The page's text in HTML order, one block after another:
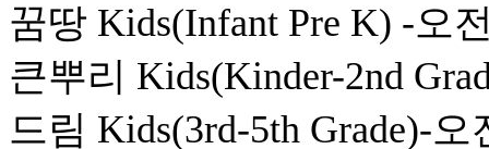
꿈땅 Kids(Infant Pre K) -오
큰뿌리 Kids(Kinder-2nd
드림 Kids(3rd-5th Grade)-오